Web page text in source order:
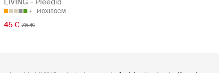
140X180CM
45 € 75 €